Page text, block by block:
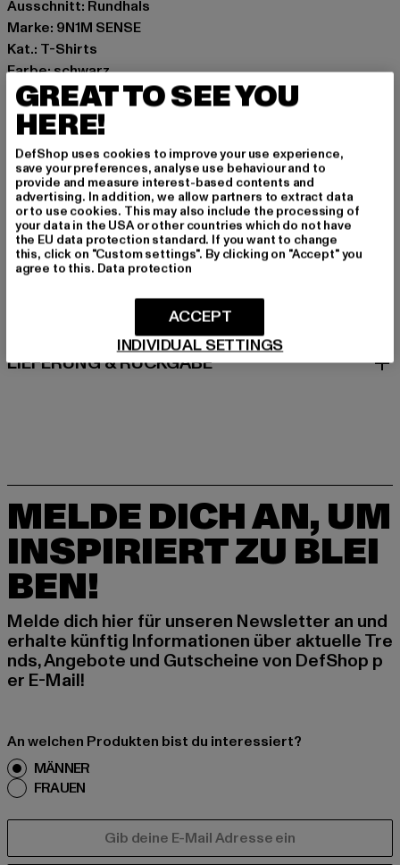
Ausschnitt: Rundhals
Marke: 9N1M SENSE
Kat.: T-Shirts
Farbe: schwarz
Hersteller Farbe: black
Materialzusammensetzung: 100% Baumwolle
Art.Nr: SENSE739-00007
Hersteller: TB International GmbH |info@tbint.de
Dr.-Robert-Murjahn-Straße 7 | 64372 Ober-Ramstadt |
DE
GRÖSSE & PASSFORM
LIEFERUNG & RÜCKGABE
MELDE DICH AN, UM
INSPIRIERT ZU BLEI
BEN!
Melde dich hier für unseren Newsletter an und
erhalte künftig Informationen über aktuelle Tre
nds, Angebote und Gutscheine von DefShop p
er E-Mail!
An welchen Produkten bist du interessiert?
MÄNNER
FRAUEN
GREAT TO SEE YOU
HERE!
DefShop uses cookies to improve your use experience,
save your preferences, analyse use behaviour and to
provide and measure interest-based contents and
advertising. In addition, we allow partners to extract data
or to use cookies. This may also include the processing of
your data in the USA or other countries which do not have
the EU data protection standard. If you want to change
this, click on "Custom settings". By clicking on "Accept" you
agree to this. Data protection
INDIVIDUAL SETTINGS
ACCEPT